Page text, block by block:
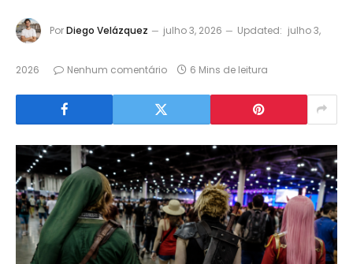
PorDiego Velázquez julho 3, 2026 Updated: julho 3,
2026 Nenhum comentário 6 Mins de leitura